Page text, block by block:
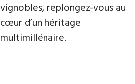
vignobles, replongez-vous au
cœur d’un héritage
multimillénaire.